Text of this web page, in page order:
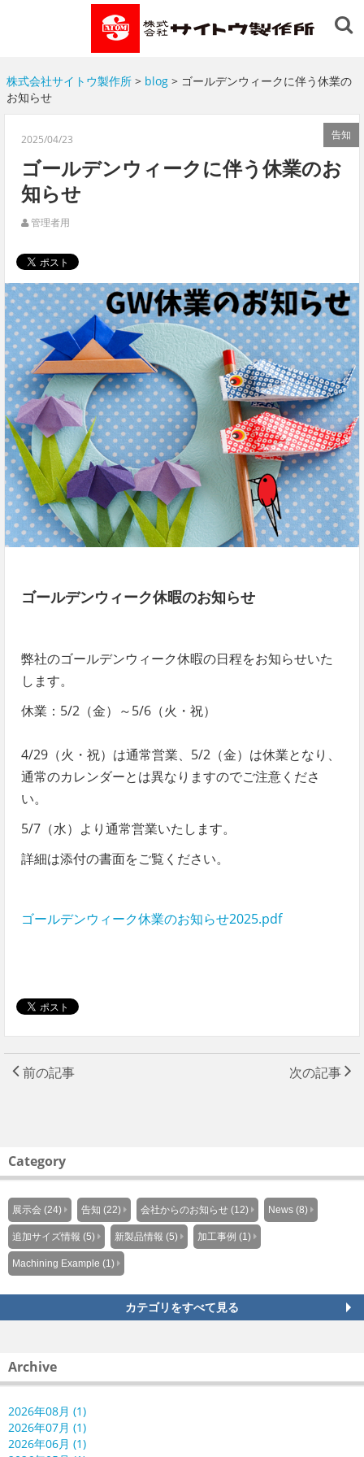
株式会社サイトウ製作所> blog> ゴールデンウィークに伴う休業の
お知らせ
告知
2025/04/23
ゴールデンウィークに伴う休業のお
知らせ
管理者用
ゴールデンウィーク休暇のお知らせ
弊社のゴールデンウィーク休暇の日程をお知らせいた
します。
休業：5/2（金）～5/6（火・祝）
4/29（火・祝）は通常営業、5/2（金）は休業となり、
通常のカレンダーとは異なりますのでご注意くださ
い。
5/7（水）より通常営業いたします。
詳細は添付の書面をご覧ください。
ゴールデンウィーク休業のお知らせ2025.pdf
前の記事 次の記事
Category
展示会 (24) 告知 (22) 会社からのお知らせ (12) News (8)
追加サイズ情報 (5) 新製品情報 (5) 加工事例 (1)
Machining Example (1)
カテゴリをすべて見る
Archive
2026年08月 (1)
2026年07月 (1)
2026年06月 (1)